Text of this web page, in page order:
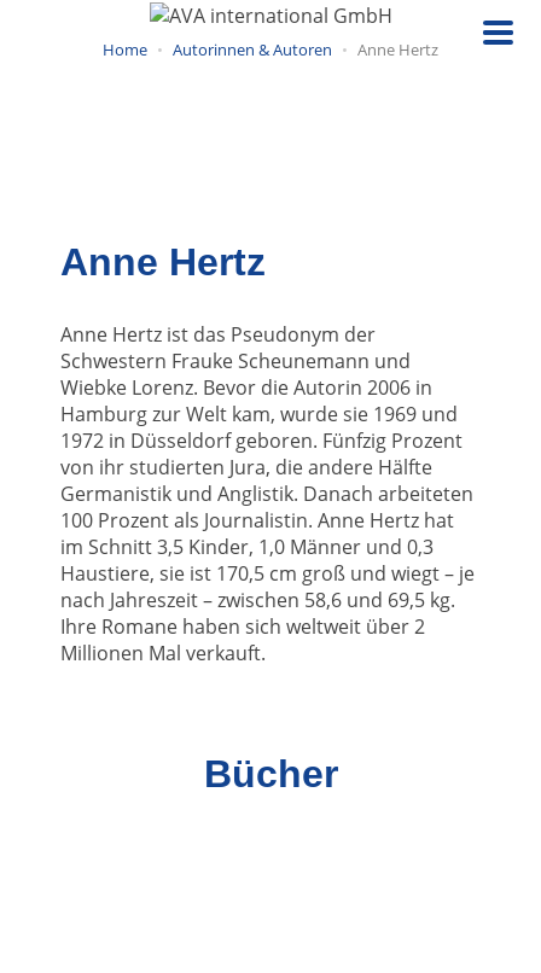
Home Autorinnen & Autoren Anne Hertz
Anne Hertz
Anne Hertz ist das Pseudonym der
Schwestern Frauke Scheunemann und
Wiebke Lorenz. Bevor die Autorin 2006 in
Hamburg zur Welt kam, wurde sie 1969 und
1972 in Düsseldorf geboren. Fünfzig Prozent
von ihr studierten Jura, die andere Hälfte
Germanistik und Anglistik. Danach arbeiteten
100 Prozent als Journalistin. Anne Hertz hat
im Schnitt 3,5 Kinder, 1,0 Männer und 0,3
Haustiere, sie ist 170,5 cm groß und wiegt – je
nach Jahreszeit – zwischen 58,6 und 69,5 kg.
Ihre Romane haben sich weltweit über 2
Millionen Mal verkauft.
Bücher